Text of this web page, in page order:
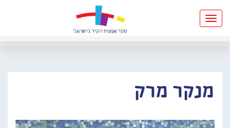
Toggle
navigation
מנקר מרק